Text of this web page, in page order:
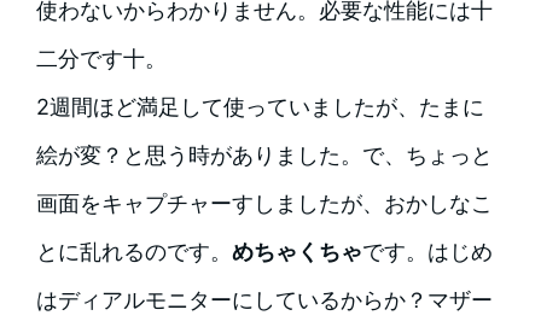
使わないからわかりません。必要な性能には十
二分です十。
2週間ほど満足して使っていましたが、たまに
絵が変？と思う時がありました。で、ちょっと
画面をキャプチャーすしましたが、おかしなこ
とに乱れるのです。 めちゃくちゃです。はじめ
はディアルモニターにしているからか？マザー